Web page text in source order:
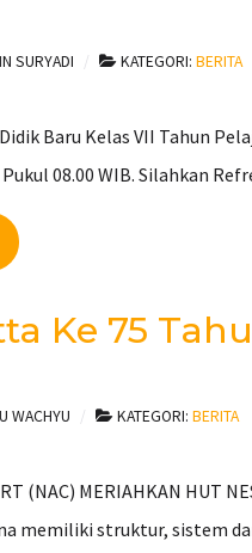
SURYADI KATEGORI: BERITA
Baru Kelas VII Tahun
08.00 WIB. Silahkan
Ke 75
WACHYU KATEGORI: BERITA
(NAC) MERIAHKAN HUT
memiliki struktur, sistem